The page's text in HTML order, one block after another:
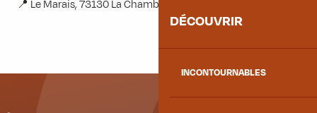
DÉCOUVRIR
INCONTOURNABLES
📍 Le Marais, 73130 La Chambre